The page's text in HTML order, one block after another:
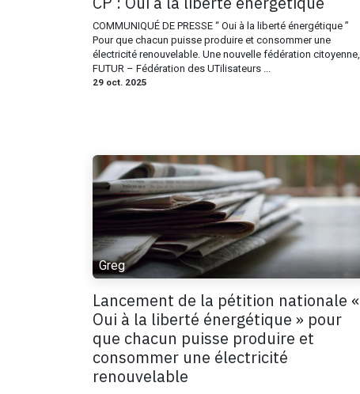
COMMUNIQUÉ DE PRESSE “ Oui à la liberté énergétique ”
Pour que chacun puisse produire et consommer une
électricité renouvelable. Une nouvelle fédération citoyenne,
FUTUR – Fédération des UTilisateurs ...
29 oct. 2025
Greg
Lancement de la pétition nationale «
Oui à la liberté énergétique » pour
que chacun puisse produire et
consommer une électricité
renouvelable